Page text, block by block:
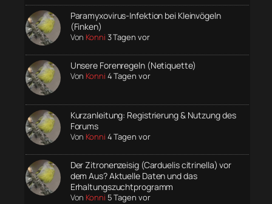
Paramyxovirus-Infektion bei Kleinvögeln
(Finken)
Von Konni 3 Tagen vor
Unsere Forenregeln (Netiquette)
Von Konni 4 Tagen vor
Kurzanleitung: Registrierung & Nutzung des
Forums
Von Konni 4 Tagen vor
Der Zitronenzeisig (Carduelis citrinella) vor
dem Aus? Aktuelle Daten und das
Erhaltungszuchtprogramm
Von Konni 5 Tagen vor